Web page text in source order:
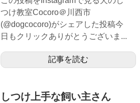
つけ教室Cocoro＠川西市
(@dogcocoro)がシェアした投稿今
日もクリックありがとうございま...
記事を読む
しつけ上手な飼い主さん